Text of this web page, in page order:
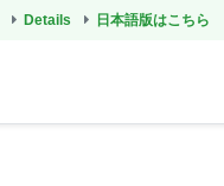
Details 日本語版はこちら